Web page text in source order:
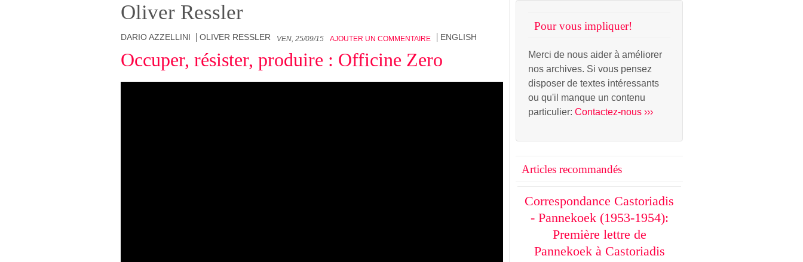
Oliver Ressler
DARIO AZZELLINI OLIVER RESSLER VEN, 25/09/15 AJOUTER UN COMMENTAIRE ENGLISH
Occuper, résister, produire : Officine Zero
Pour vous impliquer!
Merci de nous aider à améliorer
nos archives. Si vous pensez
disposer de textes intéressants
ou qu'il manque un contenu
particulier: Contactez-nous ›››
Articles recommandés
Correspondance Castoriadis
- Pannekoek (1953-1954):
Première lettre de
Pannekoek à Castoriadis